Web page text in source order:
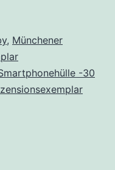
, Münchener
-30